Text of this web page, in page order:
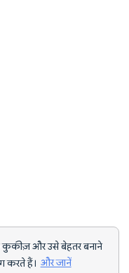
और उसे बेहतर बनाने
करते हैं। और जानें